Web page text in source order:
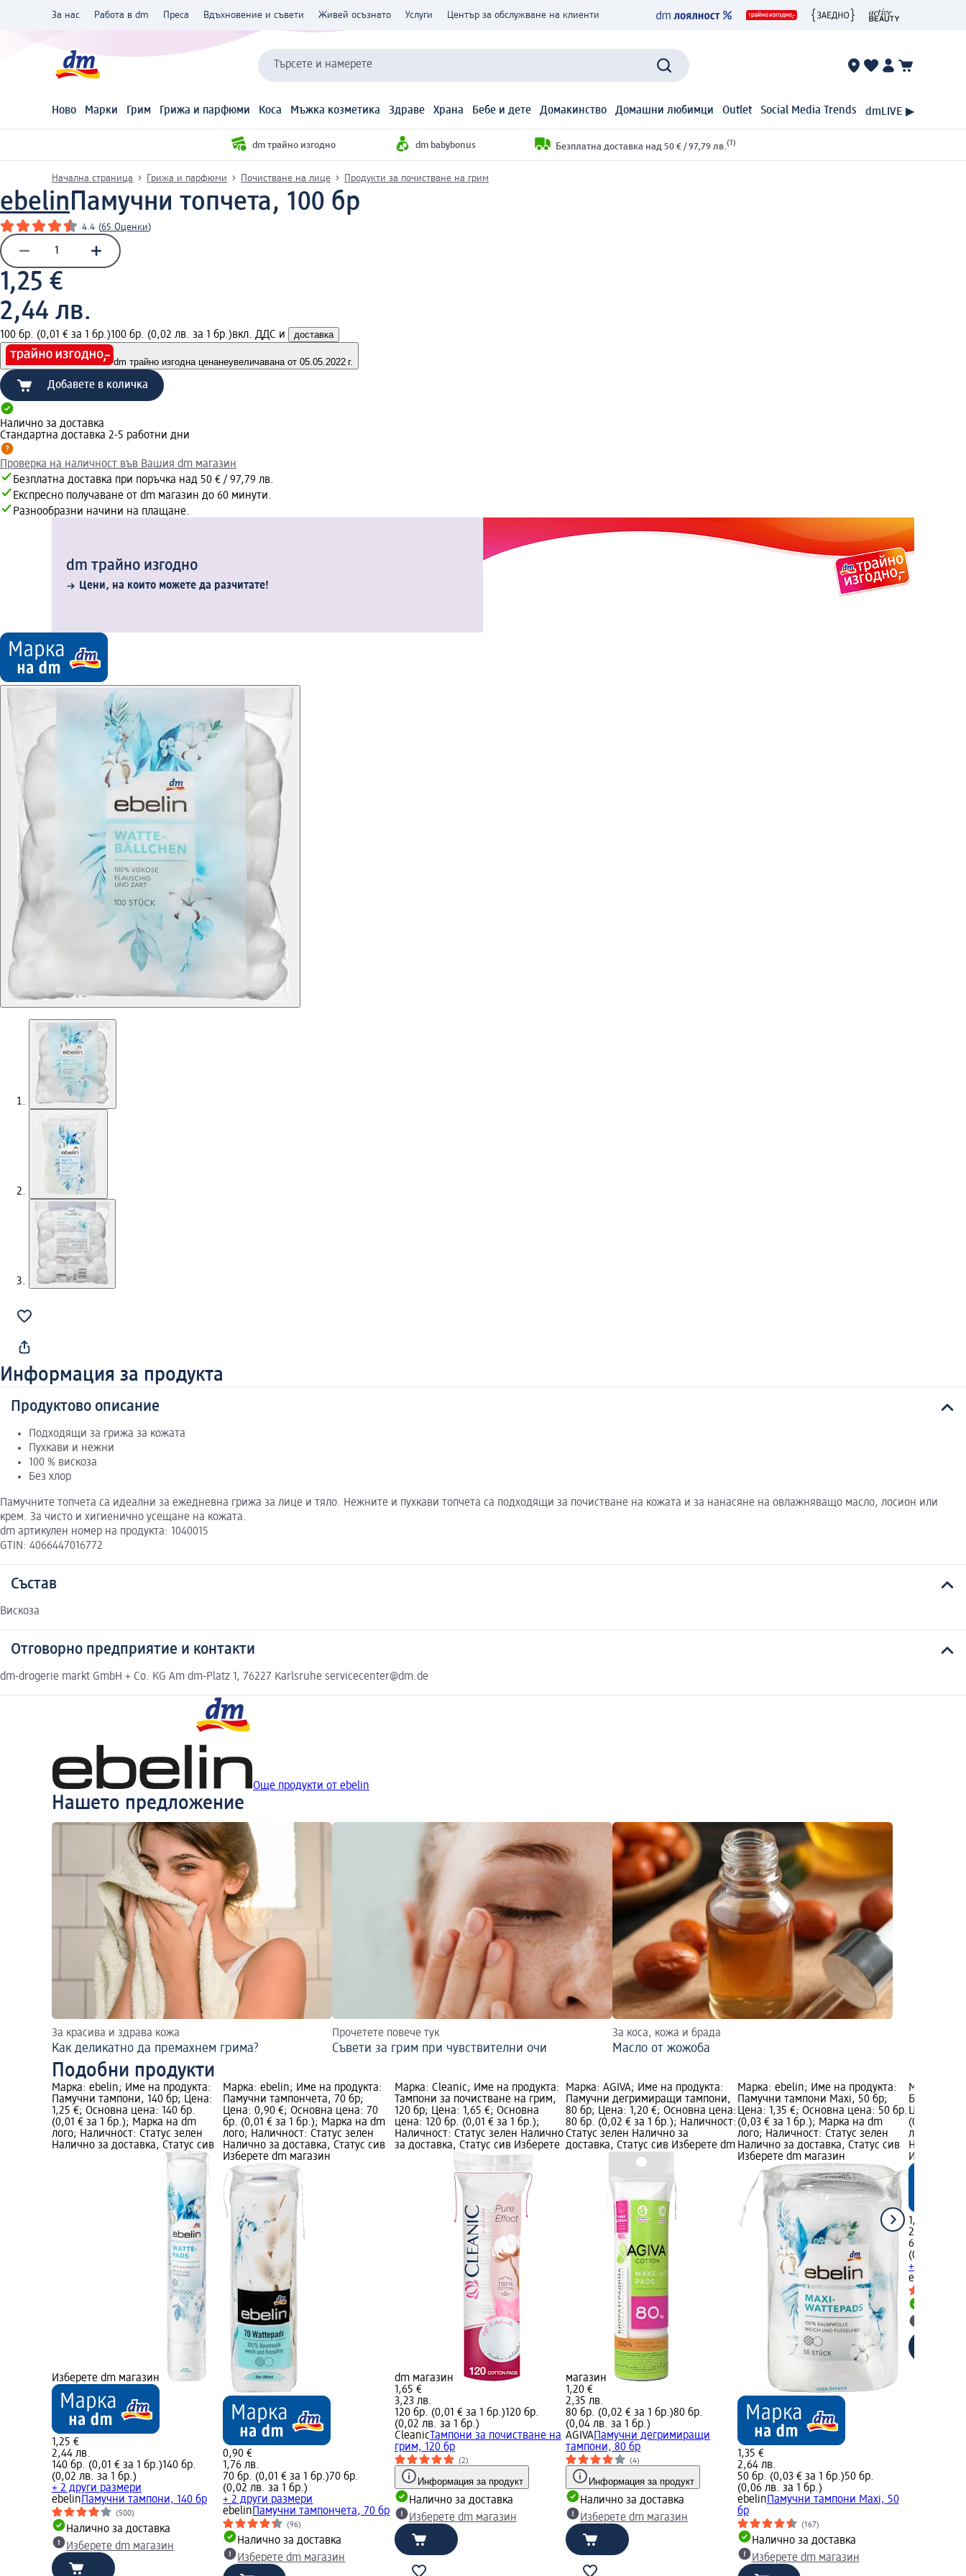
За нас Работа в dm Преса Вдъхновение и съвети Живей осъзнато Услуги Център за обслужване на клиенти
Търсете и намерете
Ново Марки Грим Грижа и парфюми Коса Мъжка козметика Здраве Храна Бебе и дете Домакинство Домашни любимци Outlet Social Media Trends dmLIVE ▶
dm трайно изгодно dm babybonus Безплатна доставка над 50 € / 97,79 лв. (1)
Начална страница Грижа и парфюми Почистване на лице Продукти за почистване на грим
ebelinПамучни топчета, 100 бр
4.4 (65 Оценки)
1,25 €
2,44 лв.
100 бр. (0,01 € за 1 бр.)100 бр. (0,02 лв. за 1 бр.)вкл. ДДС и доставка
dm трайно изгодна ценанеувеличавана от 05.05.2022 г.
Добавете в количка
Налично за доставка
Стандартна доставка 2-5 работни дни
Проверка на наличност във Вашия dm магазин
Безплатна доставка при поръчка над 50 € / 97,79 лв.
Експресно получаване от dm магазин до 60 минути.
Разнообразни начини на плащане.
dm трайно изгодно
Цени, на които можете да разчитате!
Информация за продукта
Продуктово описание
Подходящи за грижа за кожата
Пухкави и нежни
100 % вискоза
Без хлор
Памучните топчета са идеални за ежедневна грижа за лице и тяло. Нежните и пухкави топчета са подходящи за почистване на кожата и за нанасяне на овлажняващо масло, лосион или
крем. За чисто и хигиенично усещане на кожата.
dm артикулен номер на продукта: 1040015
GTIN: 4066447016772
Състав
Вискоза
Отговорно предприятие и контакти
dm-drogerie markt GmbH + Co. KG Am dm-Platz 1, 76227 Karlsruhe servicecenter@dm.de
Още продукти от ebelin
Нашето предложение
За красива и здрава кожа
Как деликатно да премахнем грима?
Прочетете повече тук
Съвети за грим при чувствителни очи
За коса, кожа и брада
Масло от жожоба
Подобни продукти
Марка: ebelin; Име на продукта:
Памучни тампони, 140 бр; Цена:
1,25 €; Основна цена: 140 бр.
(0,01 € за 1 бр.); Марка на dm
лого; Наличност: Статус зелен
Налично за доставка, Статус сив
Изберете dm магазин
1,25 €
2,44 лв.
140 бр. (0,01 € за 1 бр.)140 бр.
(0,02 лв. за 1 бр.)
+ 2 други размери
ebelinПамучни тампони, 140 бр
(500)
Налично за доставка
Изберете dm магазин
Марка: ebelin; Име на продукта:
Памучни тампончета, 70 бр;
Цена: 0,90 €; Основна цена: 70
бр. (0,01 € за 1 бр.); Марка на dm
лого; Наличност: Статус зелен
Налично за доставка, Статус сив
Изберете dm магазин
0,90 €
1,76 лв.
70 бр. (0,01 € за 1 бр.)70 бр.
(0,02 лв. за 1 бр.)
+ 2 други размери
ebelinПамучни тампончета, 70 бр
(96)
Налично за доставка
Изберете dm магазин
Марка: Cleanic; Име на продукта:
Тампони за почистване на грим,
120 бр; Цена: 1,65 €; Основна
цена: 120 бр. (0,01 € за 1 бр.);
Наличност: Статус зелен Налично
за доставка, Статус сив Изберете
dm магазин
1,65 €
3,23 лв.
120 бр. (0,01 € за 1 бр.)120 бр.
(0,02 лв. за 1 бр.)
Cleanic Тампони за почистване на
грим, 120 бр
(2)
Информация за продукт
Налично за доставка
Изберете dm магазин
Марка: AGIVA; Име на продукта:
Памучни дегримиращи тампони,
80 бр; Цена: 1,20 €; Основна цена:
80 бр. (0,02 € за 1 бр.); Наличност:
Статус зелен Налично за
доставка, Статус сив Изберете dm
магазин
1,20 €
2,35 лв.
80 бр. (0,02 € за 1 бр.)80 бр.
(0,04 лв. за 1 бр.)
AGIVAПамучни дегримиращи
тампони, 80 бр
(4)
Информация за продукт
Налично за доставка
Изберете dm магазин
Марка: ebelin; Име на продукта:
Памучни тампони Maxi, 50 бр;
Цена: 1,35 €; Основна цена: 50 бр.
(0,03 € за 1 бр.); Марка на dm
лого; Наличност: Статус зелен
Налично за доставка, Статус сив
Изберете dm магазин
1,35 €
2,64 лв.
50 бр. (0,03 € за 1 бр.)50 бр.
(0,06 лв. за 1 бр.)
ebelinПамучни тампони Maxi, 50
бр
(167)
Налично за доставка
Изберете dm магазин
Марка:
Био
Цена: 1,35
(0,02 € за
лого;
Налично
Изберете
1,35 €
2,64 лв.
60 бр.
(0,04 лв.
+ 1 друг
ebelin